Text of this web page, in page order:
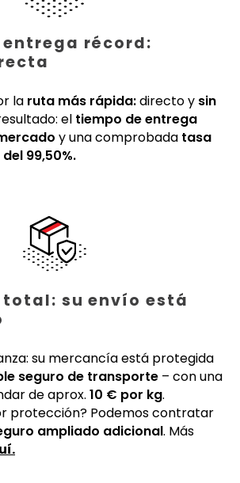
entrega récord:
la ruta más rápida:directo y sin
el tiempo de entrega
y una comprobada tasa
99,50%.
total: su envío está
su mercancía está protegida
seguro de transporte – con una
de aprox. 10 € por kg.
protección? Podemos contratar
ampliado adicional. Más